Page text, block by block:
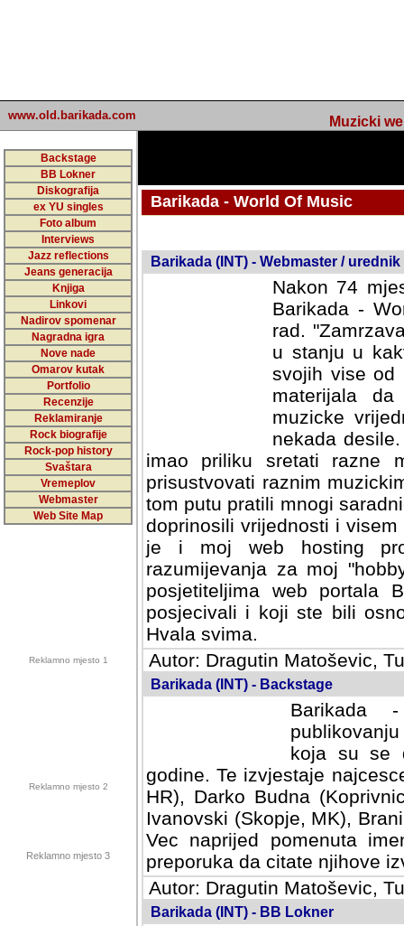
www.old.barikada.com Muzicki
Backstage
BB Lokner
Diskografija
ex YU singles
Foto album
Interviews
Jazz reflections
Jeans generacija
Knjiga
Linkovi
Nadirov spomenar
Nagradna igra
Nove nade
Omarov kutak
Portfolio
Recenzije
Reklamiranje
Rock biografije
Rock-pop history
Svaštara
Vremeplov
Webmaster
Web Site Map
Reklamno mjesto 1
Reklamno mjesto 2
Reklamno mjesto 3
Barikada - World Of Music
Barikada (INT) - Webmaster / urednik
Nakon 74
Barikada -
rad.
u stanju u
svojih vise od
materijala
muzicke
nekada
imao priliku sretati razne
prisustvovati raznim
tom putu pratili mnogi
doprinosili vrijednosti i
je i moj web hosting
razumijevanja za moj
posjetiteljima web portala
posjecivali i koji ste bili
Hvala svima.
Autor: Dragutin Matoševic,
Barikada (INT) - Backstage
Barikada
koja su se
godine. Te izvjestaje
HR), Darko Budna
Ivanovski (Skopje, MK),
Vec naprijed pomenuta
preporuka da citate njihove
Autor: Dragutin Matoševic,
Barikada (INT) - BB Lokner